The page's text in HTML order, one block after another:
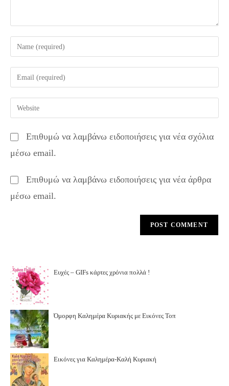
Enter
your
name
comment
Enter
your
email
address
comment
Enter
your
URL
(optional)
Επιθυμώ να λαμβάνω ειδοποιήσεις για νέα σχόλια
μέσω email.
Επιθυμώ να λαμβάνω ειδοποιήσεις για νέα άρθρα
μέσω email.
Ευχές – GIFs κάρτες χρόνια πολλά !
Όμορφη Καλημέρα Κυριακής με Εικόνες Τοπ
Εικόνες για Καλημέρα-Καλή Κυριακή